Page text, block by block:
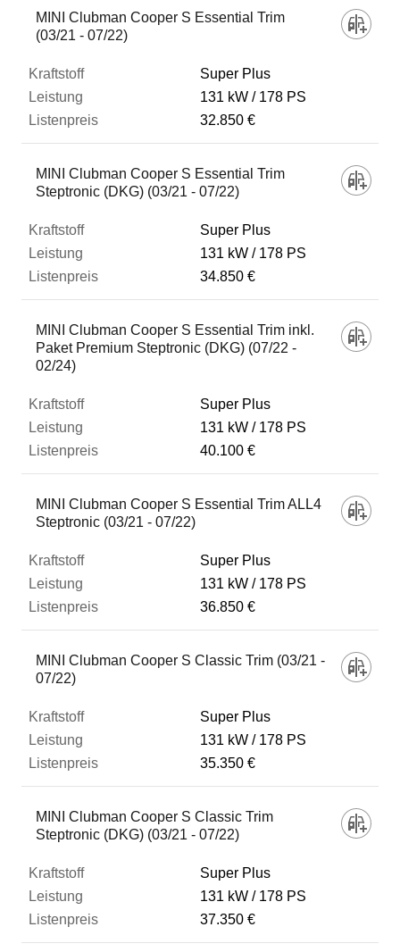
MINI Clubman Cooper S Essential Trim
(03/21 - 07/22)
Super Plus
131 kW
178 PS
32.850 €
MINI Clubman Cooper S Essential Trim
Steptronic (DKG) (03/21 - 07/22)
Super Plus
131 kW
178 PS
34.850 €
MINI Clubman Cooper S Essential Trim inkl.
Paket Premium Steptronic (DKG) (07/22 -
02/24)
Super Plus
131 kW
178 PS
40.100 €
MINI Clubman Cooper S Essential Trim ALL4
Steptronic (03/21 - 07/22)
Super Plus
131 kW
178 PS
36.850 €
MINI Clubman Cooper S Classic Trim (03/21 -
07/22)
Super Plus
131 kW
178 PS
35.350 €
MINI Clubman Cooper S Classic Trim
Steptronic (DKG) (03/21 - 07/22)
Super Plus
131 kW
178 PS
37.350 €